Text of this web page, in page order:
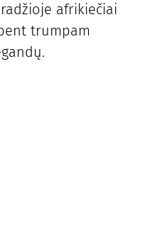
afrikiečiai
trumpam